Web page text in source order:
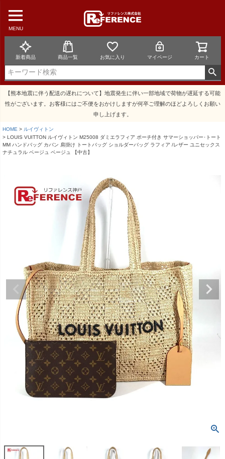
MENU
新着商品 商品一覧 お気に入り マイページ カート
【熊本地震に伴う配送の遅れについて】地震発生に伴い一部地域で荷物が遅延する可能
性がございます。お客様にはご不便をおかけしますが何卒ご理解のほどよろしくお願い
申し上げます。
HOME
ルイヴィトン
LOUIS VUITTON ルイヴィトン M25008 ダミエラフィア ポーチ付き サマーショッパー･トート
MM ハンドバッグ カバン 肩掛け トートバッグ ショルダーバッグ ラフィア /レザー ユニセックス
ナチュラル ベージュ ベージュ 【中古】